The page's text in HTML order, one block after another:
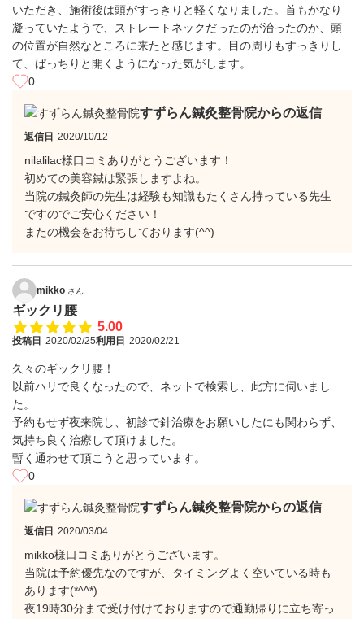
いただき、施術後は頭がすっきりと軽くなりました。首もかなり
凝っていたようで、ストレートネックだったのが治ったのか、頭
の位置が自然なところに来たと感じます。目の周りもすっきりし
て、ぱっちりと開くようになった気がします。
0
すずらん鍼灸整骨院からの返信
返信日 2020/10/12
nilalilac様口コミありがとうございます！
初めての美容鍼は緊張しますよね。
当院の鍼灸師の先生は経験も知識もたくさん持っている先生
ですのでご安心ください！
またの機会をお待ちしております(^^)
mikko さん
ギックリ腰
5.00
投稿日 2020/02/25利用日 2020/02/21
久々のギックリ腰！
以前ハリで良くなったので、ネットで検索し、此方に伺いまし
た。
予約もせず夜来院し、初診で針治療をお願いしたにも関わらず、
気持ち良く治療して頂けました。
暫く通わせて頂こうと思っています。
0
すずらん鍼灸整骨院からの返信
返信日 2020/03/04
mikko様口コミありがとうございます。
当院は予約優先なのですが、タイミングよく空いている時も
あります(*^^*)
夜19時30分まで受け付けておりますので通勤帰りに立ち寄っ